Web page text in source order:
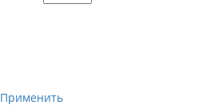
Применить